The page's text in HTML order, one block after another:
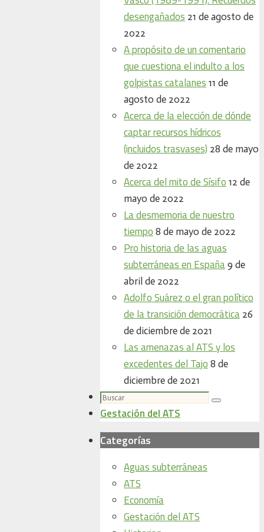
desengañados 21 de agosto de
2022
A propósito de un comentario
que cuestiona el indulto a los
golpistas catalanes 11 de
agosto de 2022
Acerca de la elección de dónde
captar recursos hídricos
(incluidos trasvases) 28 de mayo
de 2022
Acerca del mito de Sísifo 12 de
mayo de 2022
La desmemoria de nuestro
tiempo 8 de mayo de 2022
Pro historia de las aguas
subterráneas en España 9 de
abril de 2022
Adolfo Suárez o el gran político
de la transición democrática 26
de diciembre de 2021
Las amenazas al ATS y los
excedentes del Tajo 8 de
diciembre de 2021
Buscar:
Buscar
Gestación del ATS
Categorías
Aguas subterráneas
ATS
Economía
Gestación del ATS